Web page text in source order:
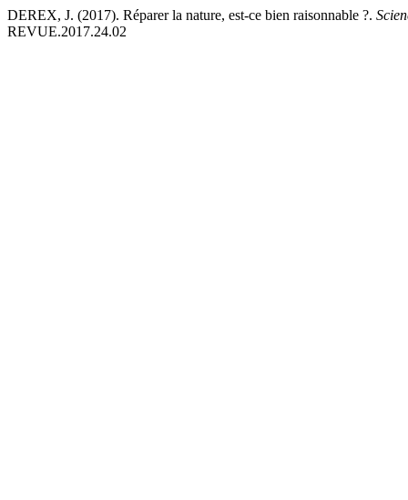
DEREX, J. (2017). Réparer la nature, est-ce bien raisonnable ?.
REVUE.2017.24.02